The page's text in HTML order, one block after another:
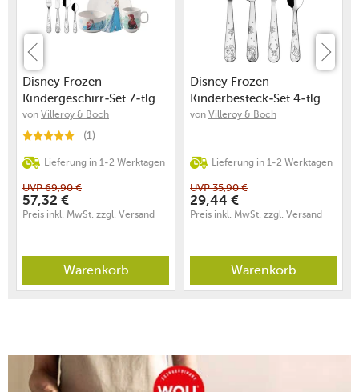
Disney Frozen
Kindergeschirr-Set 7-tlg.
von Villeroy & Boch
(1)
Lieferung in 1-2 Werktagen
UVP69,90 €
57,32 €
Preis inkl. MwSt. zzgl. Versand
Warenkorb
Disney Frozen
Kinderbesteck-Set 4-tlg.
Edelstahl
von Villeroy & Boch
Lieferung in 1-2 Werktagen
UVP35,90 €
29,44 €
Preis inkl. MwSt. zzgl. Versand
Warenkorb